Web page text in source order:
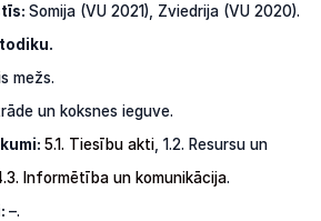
Somija (VU 2021), Zviedrija (VU 2020).
mežs.
un koksnes ieguve.
5.1. Tiesību akti 1.2. Resursu un
Informētība un komunikācija.
–.